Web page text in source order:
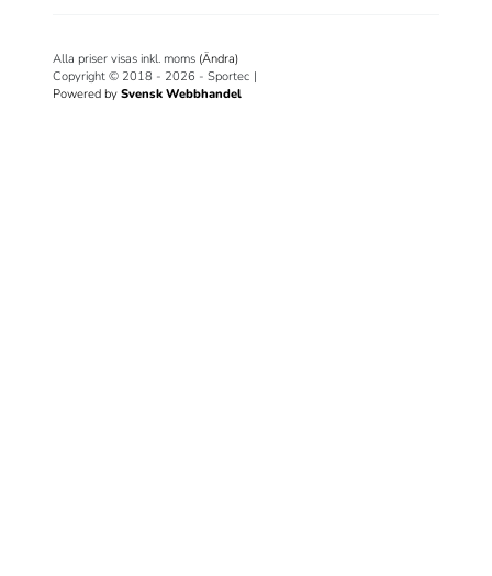
Alla priser visas inkl. moms (Ändra)
Copyright © 2018 - 2026 - Sportec |
Powered by Svensk Webbhandel